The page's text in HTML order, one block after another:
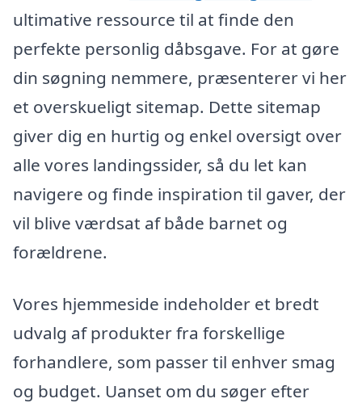
ultimative ressource til at finde den
perfekte personlig dåbsgave. For at gøre
din søgning nemmere, præsenterer vi her
et overskueligt sitemap. Dette sitemap
giver dig en hurtig og enkel oversigt over
alle vores landingssider, så du let kan
navigere og finde inspiration til gaver, der
vil blive værdsat af både barnet og
forældrene.
Vores hjemmeside indeholder et bredt
udvalg af produkter fra forskellige
forhandlere, som passer til enhver smag
og budget. Uanset om du søger efter